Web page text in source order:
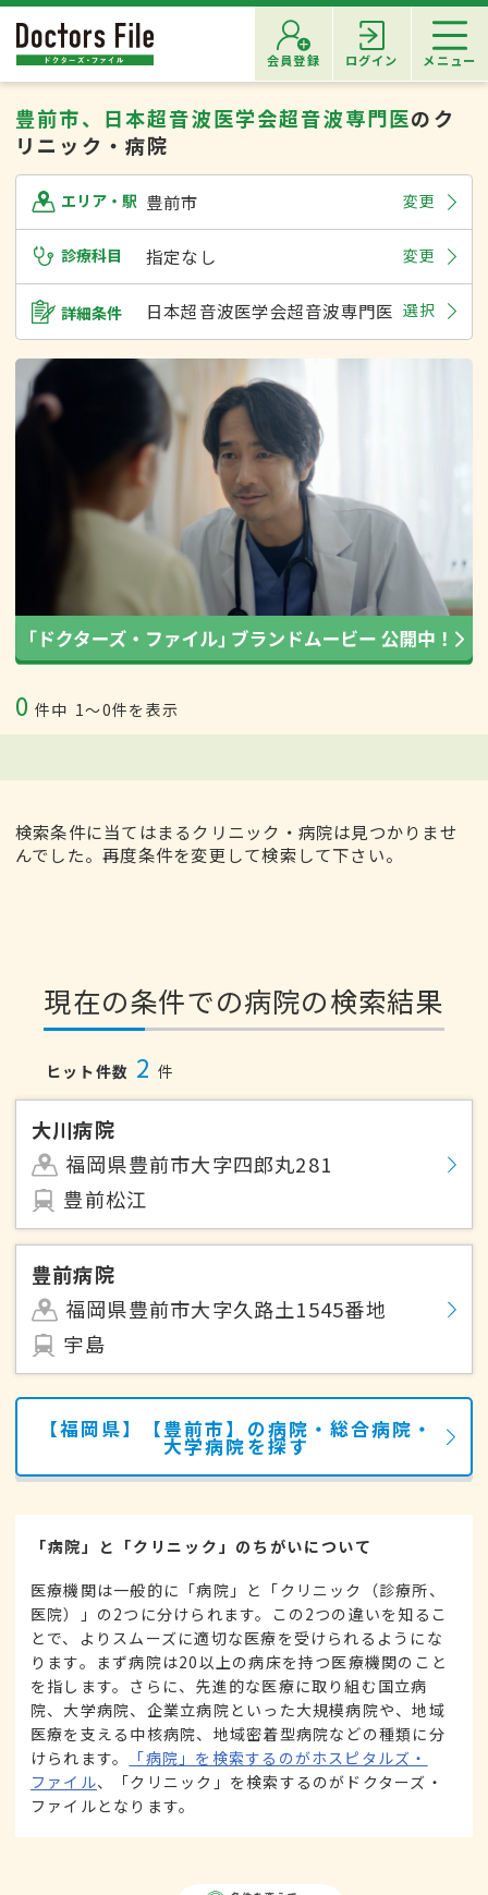
会員登録 ログイン メニュー
豊前市、日本超音波医学会超音波専門医のク
リニック・病院
エリア・駅 豊前市 変更
診療科目 指定なし 変更
詳細条件 日本超音波医学会超音波専門医 選択
0 件中 1〜0件を表示
検索条件に当てはまるクリニック・病院は見つかりませ
んでした。再度条件を変更して検索して下さい。
現在の条件での病院の検索結果
ヒット件数 2 件
大川病院
福岡県豊前市大字四郎丸281
豊前松江
豊前病院
福岡県豊前市大字久路土1545番地
宇島
【福岡県】【豊前市】の病院・総合病院・
大学病院を探す
「病院」と「クリニック」のちがいについて
医療機関は一般的に「病院」と「クリニック（診療所、
医院）」の2つに分けられます。この2つの違いを知るこ
とで、よりスムーズに適切な医療を受けられるようにな
ります。まず病院は20以上の病床を持つ医療機関のこと
を指します。さらに、先進的な医療に取り組む国立病
院、大学病院、企業立病院といった大規模病院や、地域
医療を支える中核病院、地域密着型病院などの種類に分
けられます。
「病院」を検索するのがホスピタルズ・
ファイル、「クリニック」を検索するのがドクターズ・
ファイルとなります。